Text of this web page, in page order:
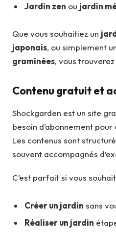
Jardin zen ou jardin
Que vous souhaitiez un
japonais, ou simplement
graminées, vous
Contenu gratuit et
Shockgarden est un site
besoin d’abonnement
Les contenus sont
souvent accompagnés
C’est parfait si vous
Créer un jardin sans
Réaliser un jardin